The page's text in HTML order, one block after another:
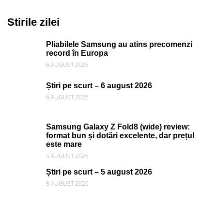
Stirile zilei
Pliabilele Samsung au atins precomenzi
record în Europa
6 AUGUST 2026
Știri pe scurt – 6 august 2026
6 AUGUST 2026
Samsung Galaxy Z Fold8 (wide) review:
format bun și dotări excelente, dar prețul
este mare
5 AUGUST 2026
Știri pe scurt – 5 august 2026
5 AUGUST 2026